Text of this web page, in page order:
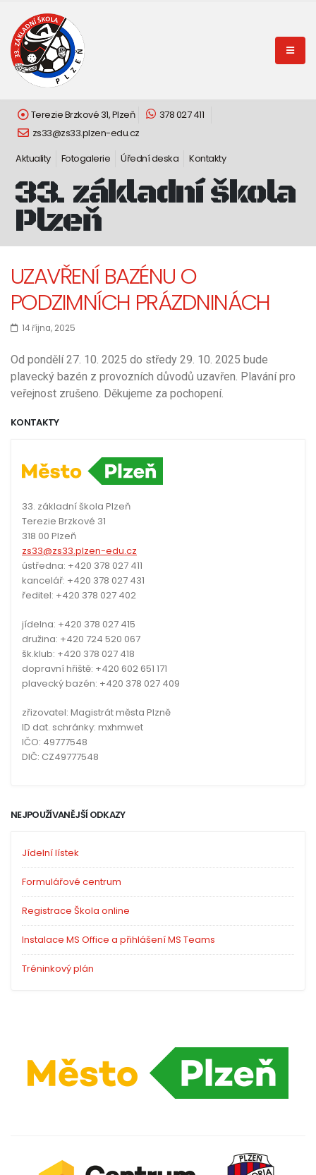
Terezie Brzkové 31, Plzeň
378 027 411
zs33@zs33.plzen-edu.cz
Aktuality
Fotogalerie Úřední deska Kontakty
33. základní škola
Plzeň
UZAVŘENÍ BAZÉNU O
PODZIMNÍCH PRÁZDNINÁCH
14 října, 2025
Od pondělí 27. 10. 2025 do středy 29. 10. 2025 bude
plavecký bazén z provozních důvodů uzavřen. Plavání pro
veřejnost zrušeno. Děkujeme za pochopení.
KONTAKTY
33. základní škola Plzeň
Terezie Brzkové 31
318 00 Plzeň
zs33@zs33.plzen-edu.cz
ústředna: +420 378 027 411
kancelář: +420 378 027 431
ředitel: +420 378 027 402
jídelna: +420 378 027 415
družina: +420 724 520 067
šk.klub: +420 378 027 418
dopravní hřiště: +420 602 651 171
plavecký bazén: +420 378 027 409
zřizovatel: Magistrát města Plzně
ID dat. schránky: mxhmwet
IČO: 49777548
DIČ: CZ49777548
NEJPOUŽÍVANĚJŠÍ ODKAZY
Jídelní lístek
Formulářové centrum
Registrace Škola online
Instalace MS Office a přihlášení MS Teams
Tréninkový plán